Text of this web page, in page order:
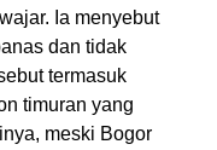
Ia menyebut
dan tidak
termasuk
timuran yang
meski Bogor